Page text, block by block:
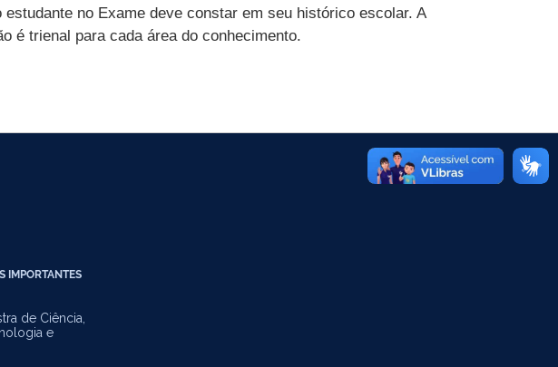
no Exame deve constar em seu histórico escolar. A
é trienal para cada área do conhecimento.
IMPORTANTES
de Ciência,
e